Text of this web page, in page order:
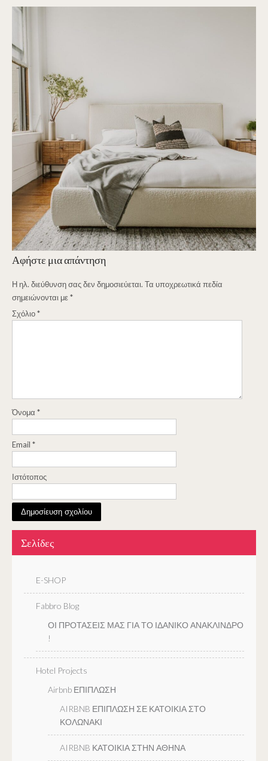
Αφήστε μια απάντηση
Η ηλ. διεύθυνση σας δεν δημοσιεύεται. Τα υποχρεωτικά πεδία
σημειώνονται με*
Σχόλιο*
Όνομα *
Email *
Ιστότοπος
Σελίδες
E-SHOP
Fabbro Blog
ΟΙ ΠΡΟΤΑΣΕΙΣ ΜΑΣ ΓΙΑ ΤΟ ΙΔΑΝΙΚΟ ΑΝΑΚΛΙΝΔΡΟ
!
Hotel Projects
Airbnb ΕΠΙΠΛΩΣΗ
AIRBNB ΕΠΙΠΛΩΣΗ ΣΕ ΚΑΤΟΙΚΙΑ ΣΤΟ
ΚΟΛΩΝΑΚΙ
AIRBNB ΚΑΤΟΙΚΙΑ ΣΤΗΝ ΑΘΗΝΑ